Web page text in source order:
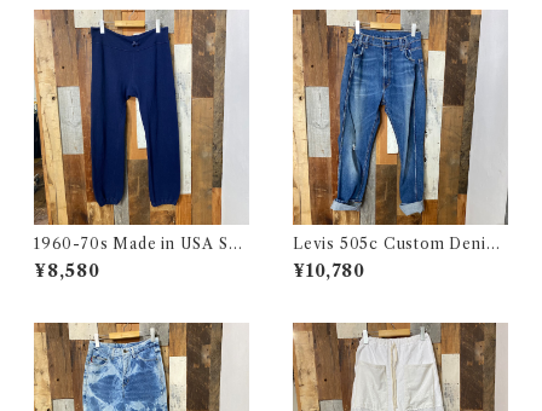
1960-70s Made in USA Sw
eat Pants / 60-70年代 アメ
リカ製 スウェット パンツ 古着
¥8,580
Levis 505c Custom Denim
Pants / リーバイス 505c カス
タムバージョン デニム パンツ
¥10,780